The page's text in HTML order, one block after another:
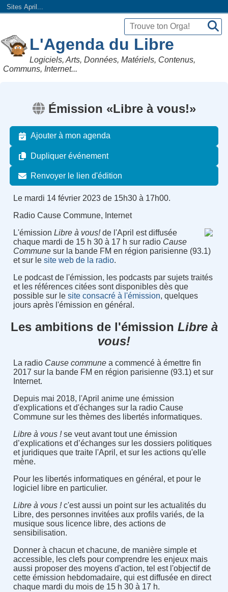
Sites April...
L'Agenda du Libre
Logiciels, Arts, Données, Matériels, Contenus,
Communs, Internet...
Émission «Libre à vous!»
Ajouter à mon agenda
Dupliquer événement
Renvoyer le lien d'édition
Le mardi 14 février 2023 de 15h30 à 17h00.
Radio Cause Commune, Internet
L'émission Libre à vous!de l'April est diffusée
chaque mardi de 15 h 30 à 17 h sur radio Cause
Communesur la bande FM en région parisienne (93.1)
et sur le site web de la radio.
Le podcast de l'émission, les podcasts par sujets traités
et les références citées sont disponibles dès que
possible sur le site consacré à l'émission, quelques
jours après l'émission en général.
Les ambitions de l'émission Libre à
vous!
La radio Cause communea commencé à émettre fin
2017 sur la bande FM en région parisienne (93.1) et sur
Internet.
Depuis mai 2018, l'April anime une émission
d'explications et d'échanges sur la radio Cause
Commune sur les thèmes des libertés informatiques.
Libre à vous !se veut avant tout une émission
d’explications et d’échanges sur les dossiers politiques
et juridiques que traite l'April, et sur les actions qu'elle
mène.
Pour les libertés informatiques en général, et pour le
logiciel libre en particulier.
Libre à vous !c'est aussi un point sur les actualités du
Libre, des personnes invitées aux profils variés, de la
musique sous licence libre, des actions de
sensibilisation.
Donner à chacun et chacune, de manière simple et
accessible, les clefs pour comprendre les enjeux mais
aussi proposer des moyens d'action, tel est l'objectif de
cette émission hebdomadaire, qui est diffusée en direct
chaque mardi du mois de 15 h 30 à 17 h.